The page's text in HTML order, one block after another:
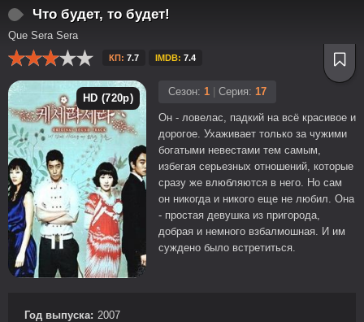
Что будет, то будет!
Que Sera Sera
КП: 7.7 IMDB: 7.4
HD (720p)
Сезон: 1 Серия: 17
Он - ловелас, падкий на всё красивое и
дорогое. Ухаживает только за чужими
богатыми невестами тем самым,
избегая серьезных отношений, которые
сразу же влюбляются в него. Но сам
он никогда и никого еще не любил. Она
- простая девушка из пригорода,
добрая и немного взбалмошная. И им
суждено было встретиться.
Год выпуска: 2007